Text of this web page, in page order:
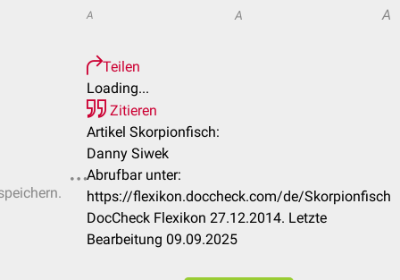
A A A
Teilen
Loading...
Zitieren
Artikel Skorpionfisch:
Danny Siwek
Abrufbar unter:
https://flexikon.doccheck.com/de/Skorpionfisch
DocCheck Flexikon 27.12.2014. Letzte
Bearbeitung 09.09.2025